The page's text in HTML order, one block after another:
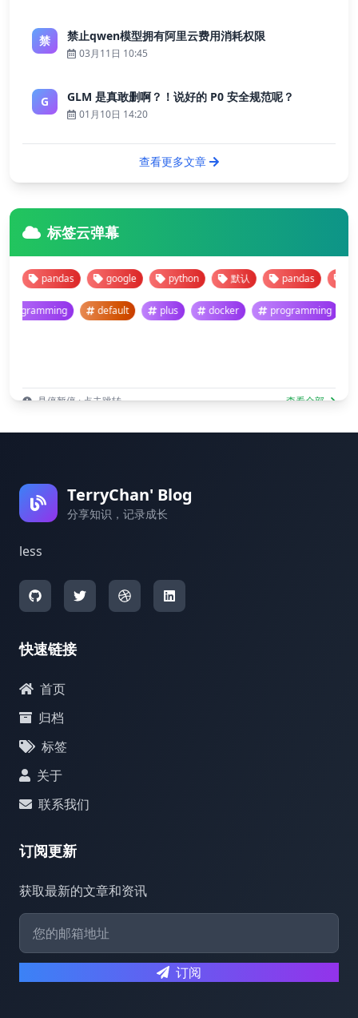
禁 禁止qwen模型拥有阿里云费用消耗权限
03月11日 10:45
G GLM 是真敢删啊？！说好的 P0 安全规范呢？
01月10日 14:20
查看更多文章
标签云弹幕
pandas google python 默认 pandas
programming default plus docker programming
悬停暂停 · 点击跳转 查看全部
TerryChan' Blog
分享知识，记录成长
less
快速链接
首页
归档
标签
关于
联系我们
订阅更新
获取最新的文章和资讯
订阅